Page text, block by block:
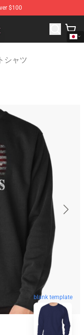
$100
Store
シャツ
blank template